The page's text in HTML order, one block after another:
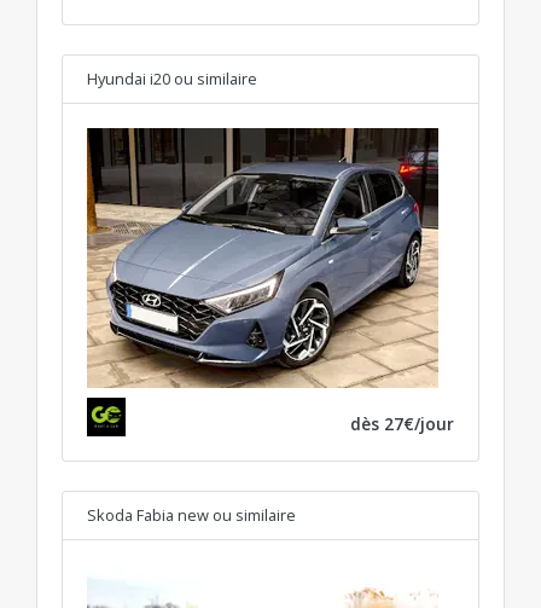
Hyundai i20 ou similaire
dès 27€/jour
Skoda Fabia new ou similaire